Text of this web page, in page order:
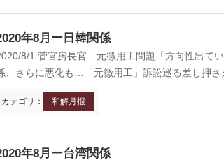
年8月ー日韓関係
8/1 菅官房長官 元徴用工問題「方向性出て
、さらに悪化も…「元徴用工」訴訟巡る差し押
カテゴリ： 和解月报
年8月ー台湾関係